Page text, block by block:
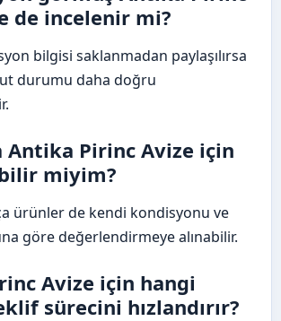
de incelenir mi?
bilgisi saklanmadan paylaşılırsa
durumu daha doğru
Antika Pirinc Avize için
miyim?
ürünler de kendi kondisyonu ve
göre değerlendirmeye alınabilir.
Avize için hangi
sürecini hızlandırır?